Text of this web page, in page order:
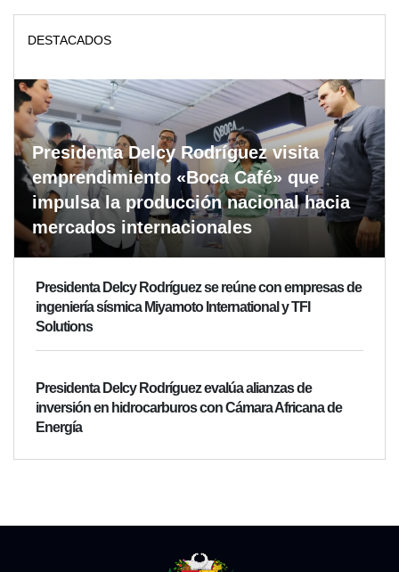
DESTACADOS
Presidenta Delcy Rodríguez visita
emprendimiento «Boca Café» que
impulsa la producción nacional hacia
mercados internacionales
Presidenta Delcy Rodríguez se reúne con empresas de
ingeniería sísmica Miyamoto International y TFI
Solutions
Presidenta Delcy Rodríguez evalúa alianzas de
inversión en hidrocarburos con Cámara Africana de
Energía